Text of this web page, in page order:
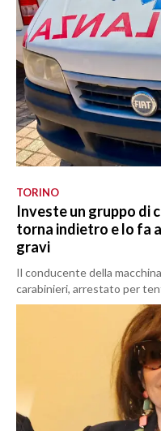
TORINO
Investe un gruppo di
torna indietro e lo fa
gravi
Il conducente della
carabinieri, arrestato per